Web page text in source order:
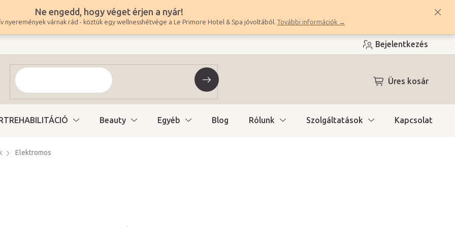
Ne engedd, hogy véget érjen a nyár!
nyeremények várnak rád - köztük egy wellnesshétvége a Le Primore Hotel & Spa jóvoltából. További információk →
Bejelentkezés
KOSÁR
Üres kosár
Beauty Egyéb Blog Rólunk Szolgáltatások Kapcsolat
Elektromos